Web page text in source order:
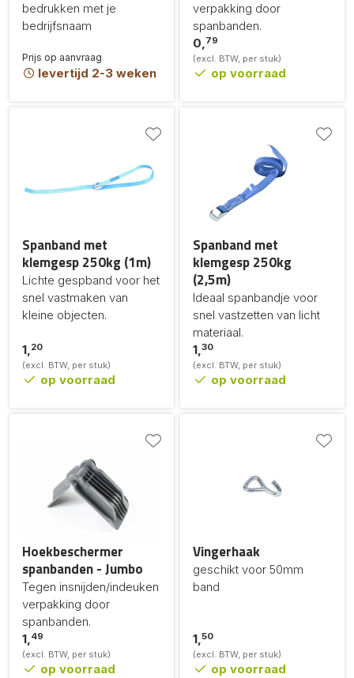
bedrukken met je
bedrijfsnaam
Prijs op aanvraag
levertijd 2-3 weken
verpakking door
spanbanden.
0,79
(excl. BTW, per stuk)
op voorraad
Spanband met
klemgesp 250kg (1m)
Lichte gespband voor het
snel vastmaken van
kleine objecten.
1,20
(excl. BTW, per stuk)
op voorraad
Spanband met
klemgesp 250kg
(2,5m)
Ideaal spanbandje voor
snel vastzetten van licht
materiaal.
1,30
(excl. BTW, per stuk)
op voorraad
Hoekbeschermer
spanbanden - Jumbo
Tegen insnijden/indeuken
verpakking door
spanbanden.
1,49
(excl. BTW, per stuk)
op voorraad
Vingerhaak
geschikt voor 50mm
band
1,50
(excl. BTW, per stuk)
op voorraad